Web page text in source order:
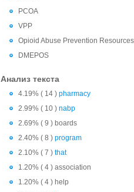
PCOA
VPP
Opioid Abuse Prevention Resources
DMEPOS
Анализ текста
4.19% ( 14 ) pharmacy
2.99% ( 10 ) nabp
2.69% ( 9 ) boards
2.40% ( 8 ) program
2.10% ( 7 ) that
1.20% ( 4 ) association
1.20% ( 4 ) help